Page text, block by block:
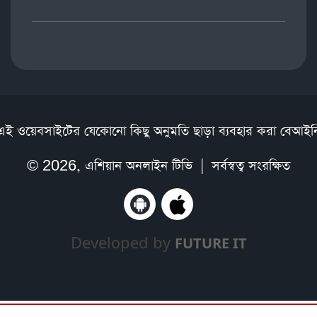
ওয়েবসাইটের যেকোনো কিছু অনুমতি ছাড়া ব্যবহার করা
© 2026, এশিয়ান অনলাইন টিভি| সর্বস্বত্ব সংরক্ষিত
Developed by FUTURE IT